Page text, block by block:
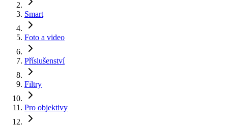
Smart
Foto a video
Příslušenství
Filtry
Pro objektivy